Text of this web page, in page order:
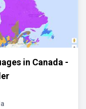
in Canada -